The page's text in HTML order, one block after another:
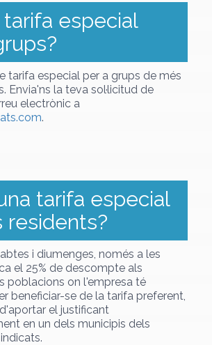
tarifa especial
tarifa especial per a grups de més
Envia'ns la teva sol·licitud de
electrònic a
.
tarifa especial
residents?
i diumenges, només a les
el 25% de descompte als
poblacions on l'empresa té
beneficiar-se de la tarifa preferent,
el justificant
en un dels municipis dels